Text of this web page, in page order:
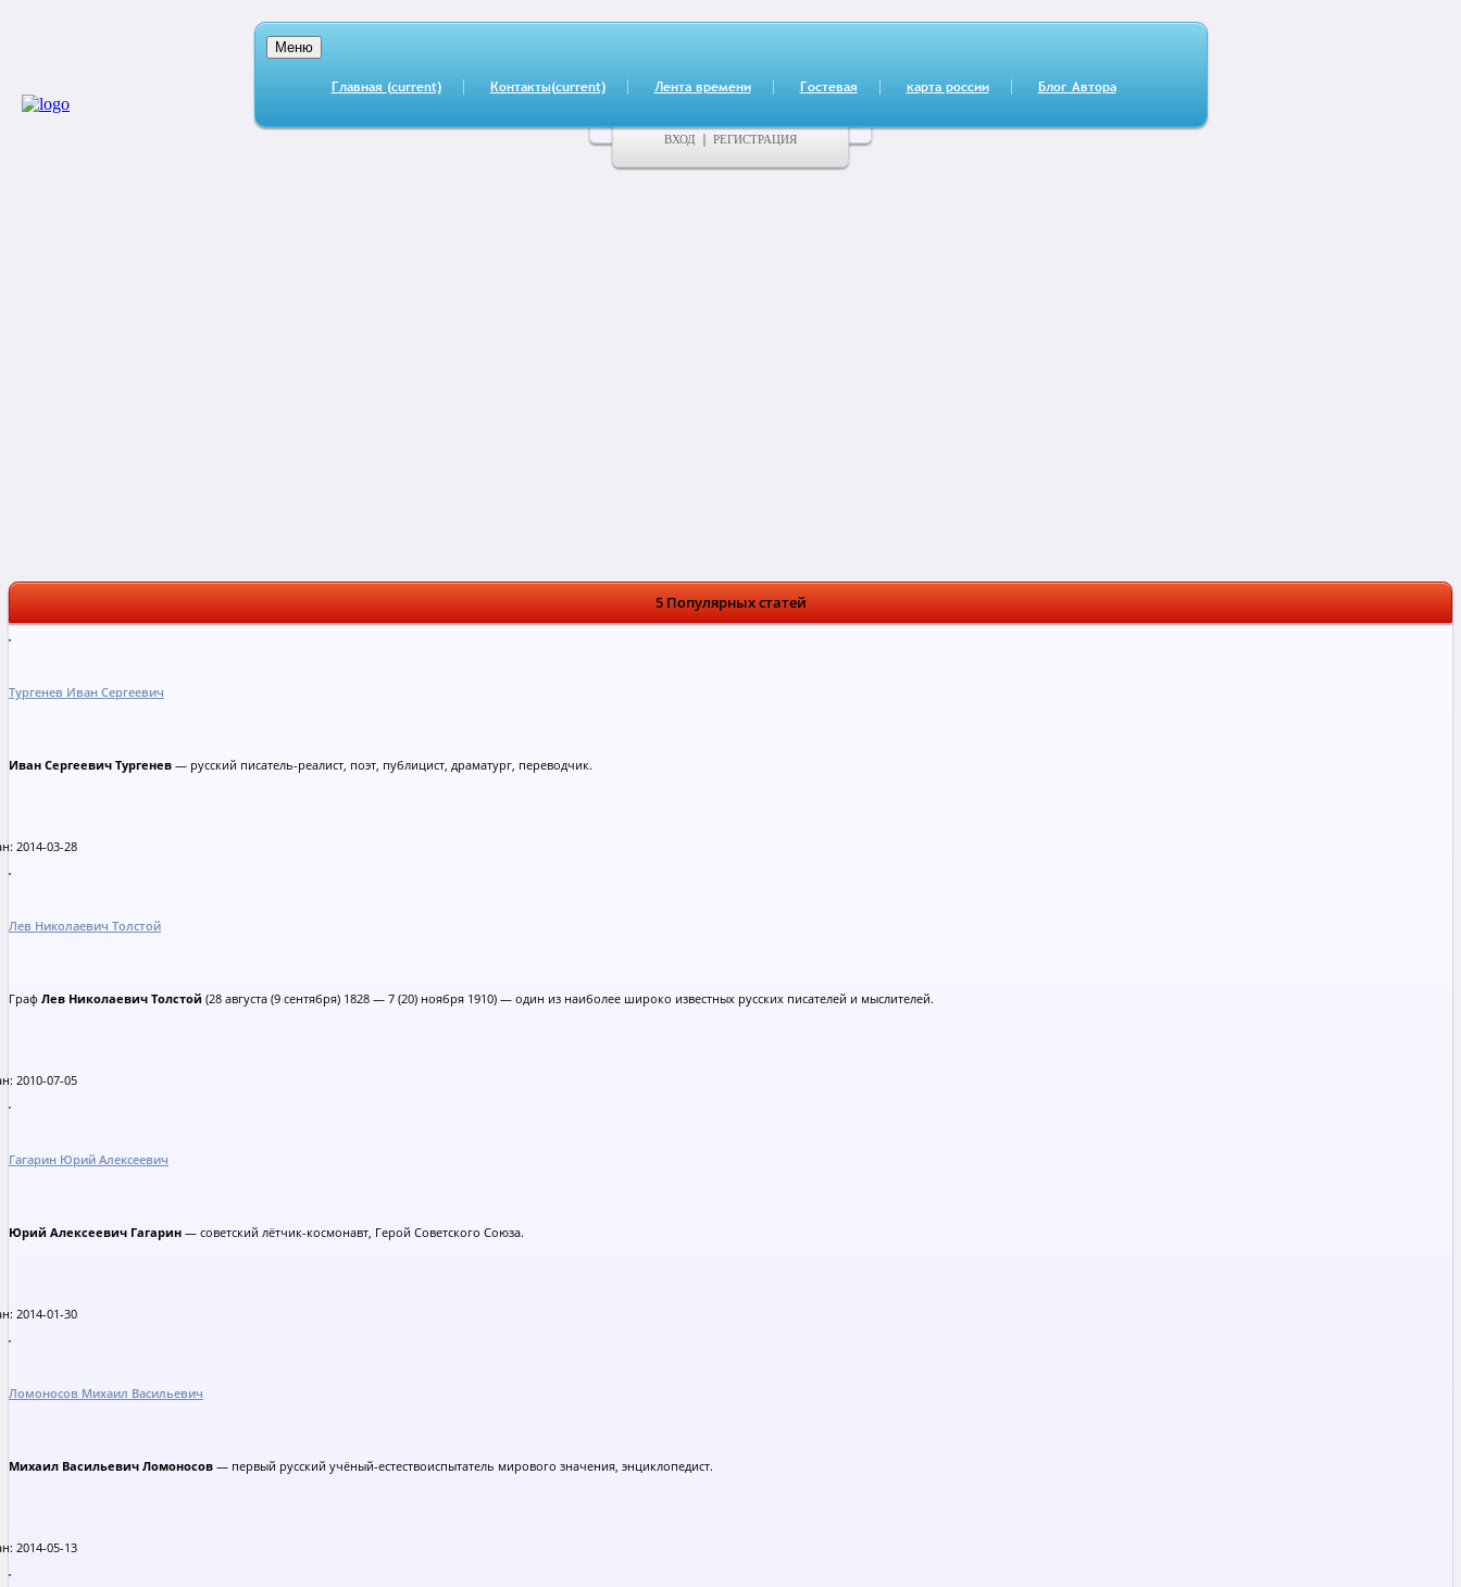
Меню
Главная (current) Контакты(current) Лента времени Гостевая карта россии Блог Автора
ВХОД РЕГИСТРАЦИЯ
5 Популярных статей
Тургенев Иван Сергеевич
Иван Сергеевич Тургенев — русский писатель-реалист, поэт, публицист, драматург, переводчик.
2014-03-28
Лев Николаевич Толстой
Граф Лев Николаевич Толстой (28 августа (9 сентября) 1828 — 7 (20) ноября 1910) — один из наиболее широко известных русских писателей и мыслителей.
2010-07-05
Гагарин Юрий Алексеевич
Юрий Алексеевич Гагарин — советский лётчик-космонавт, Герой Советского Союза.
2014-01-30
Ломоносов Михаил Васильевич
Михаил Васильевич Ломоносов — первый русский учёный-естествоиспытатель мирового значения, энциклопедист.
2014-05-13